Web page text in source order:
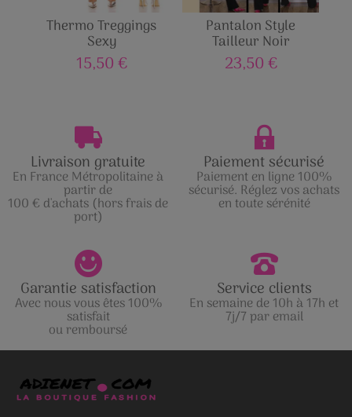
Thermo Treggings
Sexy
15,50 €
Pantalon Style
Tailleur Noir
23,50 €
Livraison gratuite
En France Métropolitaine à
partir de
100 € d'achats (hors frais de
port)
Paiement sécurisé
Paiement en ligne 100%
sécurisé. Réglez vos achats
en toute sérénité
Garantie satisfaction
Avec nous vous êtes 100%
satisfait
ou remboursé
Service clients
En semaine de 10h à 17h et
7j/7 par email